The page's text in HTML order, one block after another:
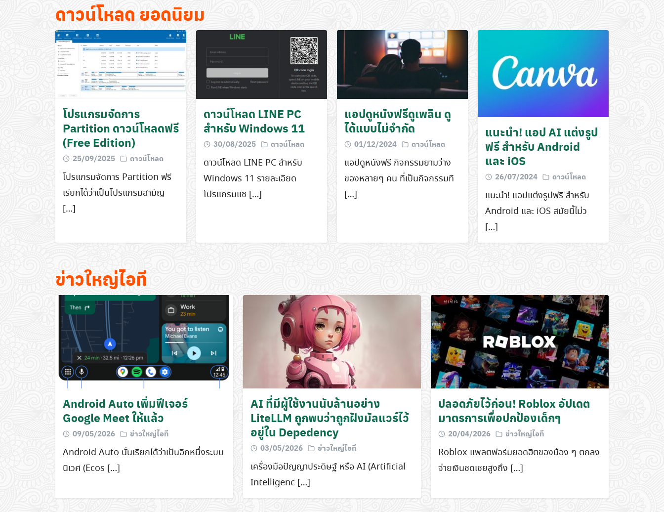
ดาวน์โหลด ยอดนิยม
โปรแกรมจัดการ
Partition ดาวน์โหลดฟรี
(Free Edition)
25/09/2025 ดาวน์โหลด
โปรแกรมจัดการ Partition ฟรี
เรียกได้ว่าเป็นโปรแกรมสามัญ
[…]
ดาวน์โหลด LINE PC
สำหรับ Windows 11
30/08/2025 ดาวน์โหลด
ดาวน์โหลด LINE PC สำหรับ
Windows 11 รายละเอียด
โปรแกรมแช […]
แอปดูหนังฟรีดูเพลิน ดู
ได้แบบไม่จำกัด
01/12/2024 ดาวน์โหลด
แอปดูหนังฟรี กิจกรรมยามว่าง
ของหลายๆ คน ที่เป็นกิจกรรมที
[…]
แนะนำ! แอป AI แต่งรูป
ฟรี สำหรับ Android
และ iOS
26/07/2024 ดาวน์โหลด
แนะนำ! แอปแต่งรูปฟรี สำหรับ
Android และ iOS สมัยนี้ไม่ว
[…]
ข่าวใหญ่ไอที
Android Auto เพิ่มฟีเจอร์
Google Meet ให้แล้ว
09/05/2026 ข่าวใหญ่ไอที
Android Auto นั้นเรียกได้ว่าเป็นอีกหนึ่งระบบ
นิเวศ (Ecos […]
AI ที่มีผู้ใช้งานนับล้านอย่าง
LiteLLM ถูกพบว่าถูกฝังมัลแวร์ไว้
อยู่ใน Depedency
03/05/2026 ข่าวใหญ่ไอที
เครื่องมือปัญญาประดิษฐ์ หรือ AI (Artificial
Intelligenc […]
ปลอดภัยไว้ก่อน! Roblox อัปเดต
มาตรการเพื่อปกป้องเด็กๆ
20/04/2026 ข่าวใหญ่ไอที
Roblox แพลตฟอร์มยอดฮิตของน้อง ๆ ตกลง
จ่ายเงินชดเชยสูงถึง […]